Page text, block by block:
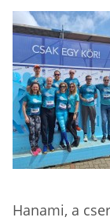
Hanami, a